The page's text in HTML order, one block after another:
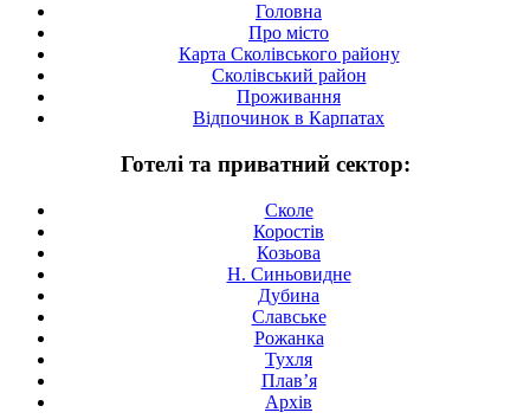
Головна
Про місто
Карта Сколівського району
Сколівський район
Проживання
Відпочинок в Карпатах
Готелі та приватний сектор:
Сколе
Коростів
Козьова
Н. Синьовидне
Дубина
Славське
Рожанка
Тухля
Плав’я
Архів